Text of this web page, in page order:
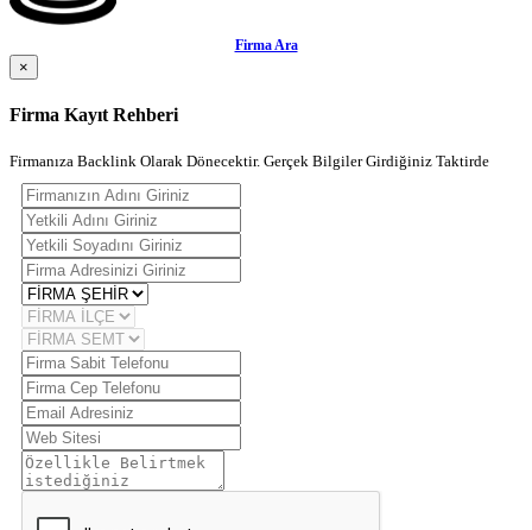
Firma Ara
×
Firma Kayıt Rehberi
Firmanıza Backlink Olarak Dönecektir. Gerçek Bilgiler Girdiğiniz Taktirde